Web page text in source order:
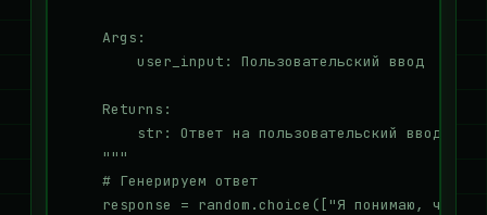
    Args:
        user_input: Пользовательский ввод
    Returns:
        str: Ответ на пользовательский ввод
    """
    # Генерируем ответ
response = random.choice(["Я понимаю, что